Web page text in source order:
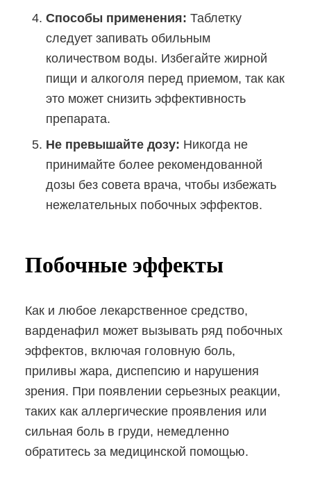
Способы применения: Таблетку
следует запивать обильным
количеством воды. Избегайте жирной
пищи и алкоголя перед приемом, так как
это может снизить эффективность
препарата.
Не превышайте дозу: Никогда не
принимайте более рекомендованной
дозы без совета врача, чтобы избежать
нежелательных побочных эффектов.
Побочные эффекты
Как и любое лекарственное средство,
варденафил может вызывать ряд побочных
эффектов, включая головную боль,
приливы жара, диспепсию и нарушения
зрения. При появлении серьезных реакции,
таких как аллергические проявления или
сильная боль в груди, немедленно
обратитесь за медицинской помощью.